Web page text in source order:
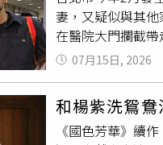
證件及冷凍胚胎
丈夫與第三者確
義務。原配除可
任，律師分析，
造證件足以亂真
停相關程序及風
為冷凍胚胎屬具
婚時，所有手續
在重大問題。除
2.7萬元）彩禮便
願送她前往醫院
年、成家，就是
暴，並坦言動手
深感後悔，希望
妻，又疑似與其
在醫院大門攔截
庭，孫子認罪希
代書而致富，名
另外請了越南看
拜，王姓人瑞與
位媳婦、7位孫子
07月15日, 2026
和楊紫洗鴛
《國色芳華》續